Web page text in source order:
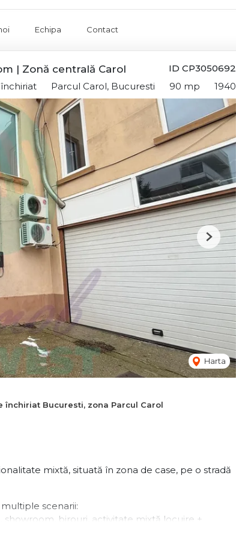
Echipa Contact
ID CP3050692
| Zonă centrală Carol
Parcul Carol, Bucuresti 90 mp 1940
Harta
Next
închiriat Bucuresti, zona Parcul Carol
mixtă, situată în zona de case, pe o stradă
scenarii:
birouri, activitate mixtă locuire +